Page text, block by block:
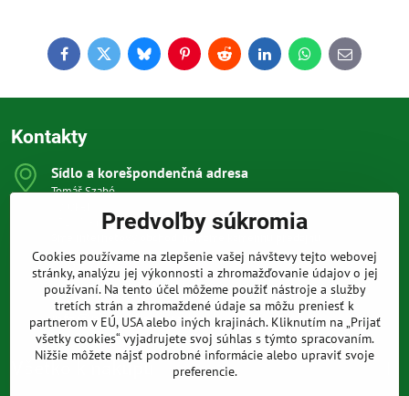
FacebookTwitterBlueskyPinterestReddit LinkedInWhatsApp
E-
mail
Kontakty
Sídlo a korešpondenčná adresa
Tomáš Szabó
851 03 Bratislava
Sme internetový obchod, nemáme kamennú predajňu.
0903 709 305
(08:00 - 20:00 vrátane víkendov a sviatkov)
info​@prakticke-naradie​.sk
Všetko k nákupu
Predvoľby súkromia
Cookies používame na zlepšenie vašej návštevy tejto webovej
stránky, analýzu jej výkonnosti a zhromažďovanie údajov o jej
používaní. Na tento účel môžeme použiť nástroje a služby
tretích strán a zhromaždené údaje sa môžu preniesť k
partnerom v EÚ, USA alebo iných krajinách. Kliknutím na „Prijať
všetky cookies“ vyjadrujete svoj súhlas s týmto spracovaním.
Nižšie môžete nájsť podrobné informácie alebo upraviť svoje
preferencie.